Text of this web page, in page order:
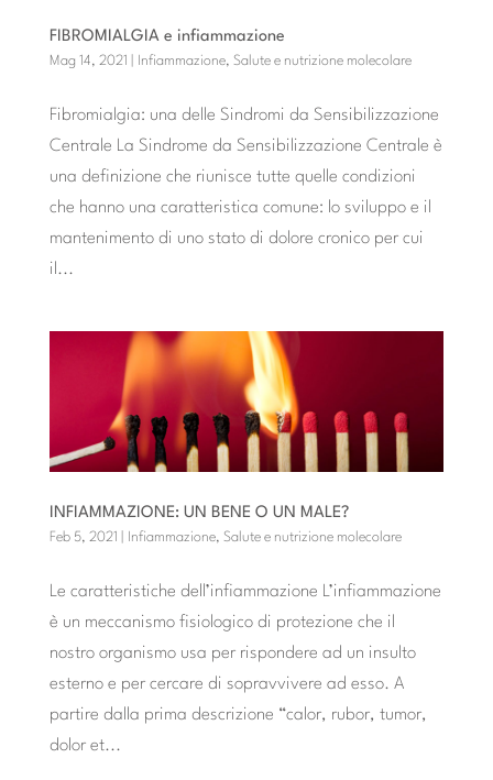
FIBROMIALGIA e infiammazione
Mag 14, 2021 Infiammazione, Salute e nutrizione molecolare
Fibromialgia: una delle Sindromi da Sensibilizzazione
Centrale La Sindrome da Sensibilizzazione Centrale è
una definizione che riunisce tutte quelle condizioni
che hanno una caratteristica comune: lo sviluppo e il
mantenimento di uno stato di dolore cronico per cui
il...
INFIAMMAZIONE: UN BENE O UN MALE?
Feb 5, 2021 Infiammazione, Salute e nutrizione molecolare
Le caratteristiche dell’infiammazione L’infiammazione
è un meccanismo fisiologico di protezione che il
nostro organismo usa per rispondere ad un insulto
esterno e per cercare di sopravvivere ad esso. A
partire dalla prima descrizione “calor, rubor, tumor,
dolor et...